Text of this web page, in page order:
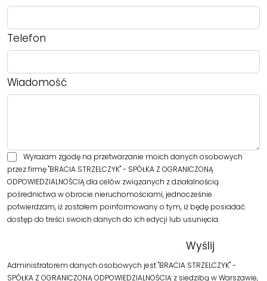
Telefon
Wiadomość
Wyrażam zgodę na przetwarzanie moich danych osobowych
przez firmę "BRACIA STRZELCZYK" - SPÓŁKA Z OGRANICZONĄ
ODPOWIEDZIALNOŚCIĄ dla celów związanych z działalnością
pośrednictwa w obrocie nieruchomościami, jednocześnie
potwierdzam, iż zostałem poinformowany o tym, iż będę posiadać
dostęp do treści swoich danych do ich edycji lub usunięcia.
Administratorem danych osobowych jest "BRACIA STRZELCZYK" -
SPÓŁKA Z OGRANICZONĄ ODPOWIEDZIALNOŚCIĄ z siedzibą w Warszawie,